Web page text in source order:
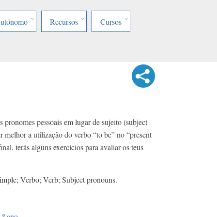
Recursos Cursos
pronomes pessoais em lugar de sujeito (subject
melhor a utilização do verbo “to be” no “present
terás alguns exercícios para avaliar os teus
Verbo; Verb; Subject pronouns.